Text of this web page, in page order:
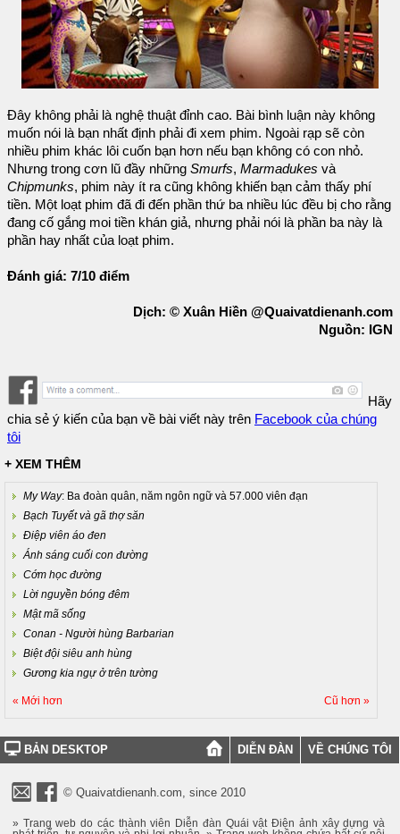
Đây không phải là nghệ thuật đỉnh cao. Bài bình luận này không
muốn nói là bạn nhất định phải đi xem phim. Ngoài rạp sẽ còn
nhiều phim khác lôi cuốn bạn hơn nếu bạn không có con nhỏ.
Nhưng trong cơn lũ đầy những Smurfs, Marmadukes và
Chipmunks, phim này ít ra cũng không khiến bạn cảm thấy phí
tiền. Một loạt phim đã đi đến phần thứ ba nhiều lúc đều bị cho rằng
đang cố gắng moi tiền khán giả, nhưng phải nói là phần ba này là
phần hay nhất của loạt phim.
Đánh giá: 7/10 điểm
Dịch: © Xuân Hiền @Quaivatdienanh.com
Nguồn: IGN
Hãy
chia sẻ ý kiến của bạn về bài viết này trên Facebook của chúng
tôi
+ XEM THÊM
My Way: Ba đoàn quân, năm ngôn ngữ và 57.000 viên đạn
Bạch Tuyết và gã thợ săn
Điệp viên áo đen
Ánh sáng cuối con đường
Cớm học đường
Lời nguyền bóng đêm
Mật mã sống
Conan - Người hùng Barbarian
Biệt đội siêu anh hùng
Gương kia ngự ở trên tường
« Mới hơn Cũ hơn »
BẢN DESKTOP DIỄN ĐÀN VỀ CHÚNG TÔI
© Quaivatdienanh.com, since 2010
» Trang web do các thành viên Diễn đàn Quái vật Điện ảnh xây dựng và